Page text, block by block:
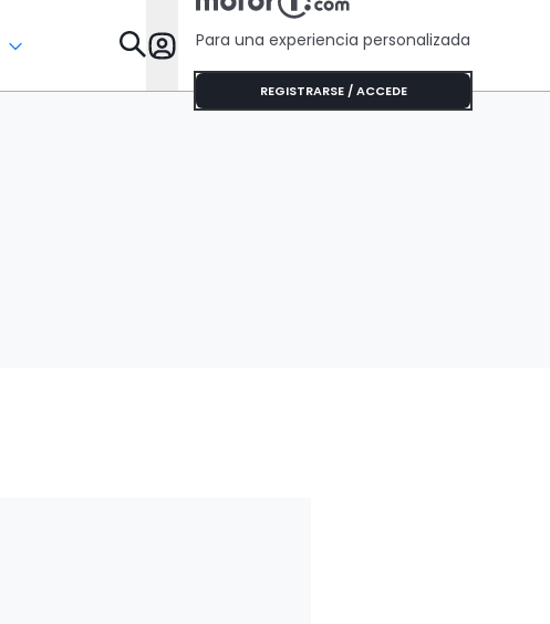
Para una experiencia personalizada
REGISTRARSE / ACCEDE